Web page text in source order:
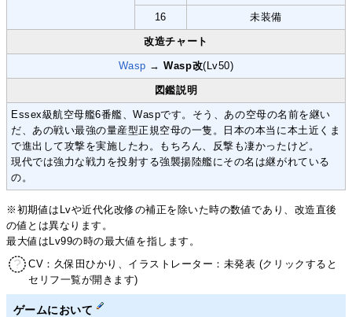
16 未装備
改造チャート
Wasp →Wasp改(Lv50)
図鑑説明
Essex級航空母艦6番艦、Waspです。そう、あの空母の名前を継い
だ、あの戦い最強の量産型正規空母の一隻。日本の本当に本土近くま
で進出して攻撃を実施したわ。もちろん、反撃も凄かったけど。
現代では強力な戦力を投射する強襲揚陸艦にその名は継がれている
の。
※初期値はLvや近代化改修の補正を除いた時の数値であり、改造直後
の値とは異なります。
最大値はLv99の時の最大値を指します。
CV：久保田ひかり、イラストレーター：未発表 (クリックすると
セリフ一覧が開きます)
ゲームにおいて